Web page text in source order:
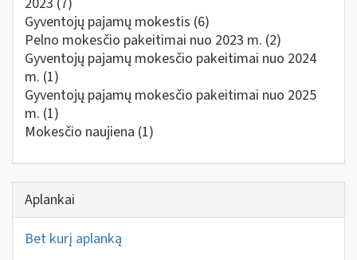
Gyventojų pajamų mokestis (6)
Pelno mokesčio pakeitimai nuo 2023 m. (2)
Gyventojų pajamų mokesčio pakeitimai nuo 2024
m. (1)
Gyventojų pajamų mokesčio pakeitimai nuo 2025
m. (1)
Mokesčio naujiena (1)
Aplankai
Bet kurį aplanką